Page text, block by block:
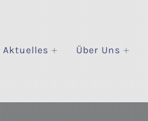
Aktuelles Über Uns